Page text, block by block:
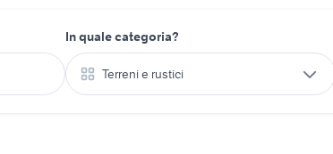
In quale categoria?
Terreni e rustici